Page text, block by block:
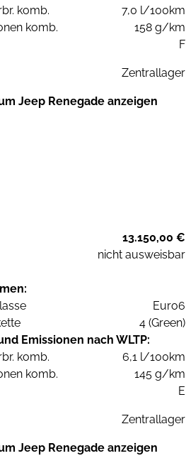
komb.
7,0 l/100km
komb.
158 g/km
F
Zentrallager
Jeep Renegade anzeigen
13.150,00 €
nicht ausweisbar
Euro6
4 (Green)
Emissionen nach WLTP:
komb.
6,1 l/100km
komb.
145 g/km
E
Zentrallager
Jeep Renegade anzeigen